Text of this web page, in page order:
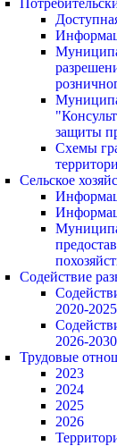
защиты
Схемы
Сельское
Содействие
2020-2025
2026-2030
Трудовые
2023
2024
2025
2026